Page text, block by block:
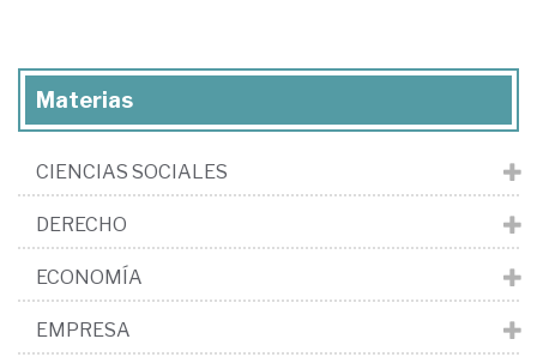
Materias
CIENCIAS SOCIALES
DERECHO
ECONOMÍA
EMPRESA